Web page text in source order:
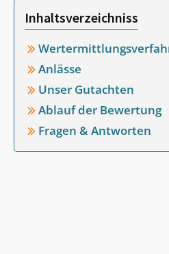
Inhaltsverzeichniss
Anlässe
Unser Gutachten
Ablauf der Bewertung
Fragen & Antworten